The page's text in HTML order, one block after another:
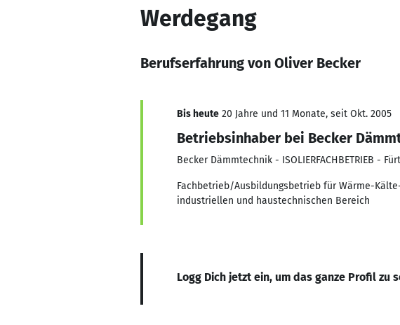
Werdegang
Berufserfahrung von Oliver Becker
Bis heute 20 Jahre und 11 Monate, seit Okt. 2005
Betriebsinhaber bei Becker
Becker Dämmtechnik - ISOLIERFACHBETRIEB -
Fachbetrieb/Ausbildungsbetrieb für Wärme-
industriellen und haustechnischen Bereich
Logg Dich jetzt ein, um das ganze Profil zu